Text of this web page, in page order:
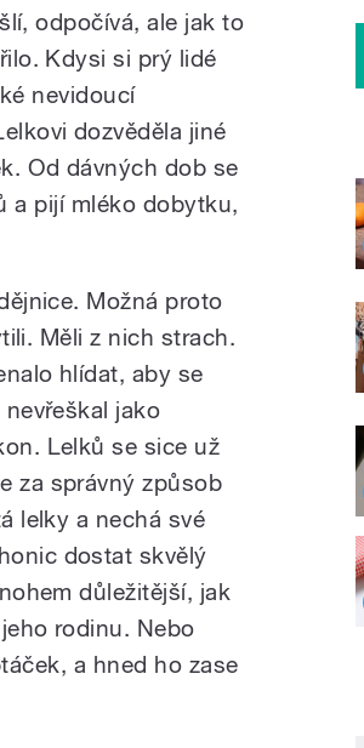
odpočívá, ale jak to
Kdysi si prý lidé
nevidoucí
dozvěděla jiné
Od dávných dob se
a pijí mléko dobytku,
Možná proto
Měli z nich strach.
hlídat, aby se
jako
Lelků se sice už
za správný způsob
lelky a nechá své
dostat skvělý
důležitější, jak
rodinu. Nebo
a hned ho zase